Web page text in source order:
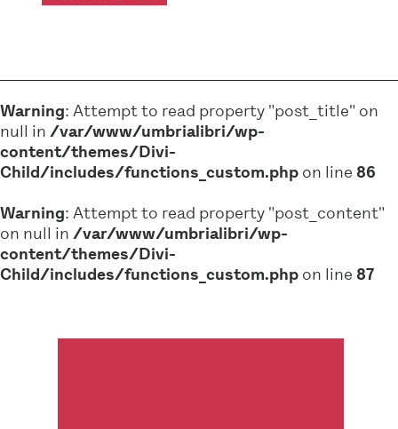
Warning: Attempt to read property "post_title" on
null in /var/www/umbrialibri/wp-
content/themes/Divi-
Child/includes/functions_custom.php on line 86
Warning: Attempt to read property "post_content"
on null in /var/www/umbrialibri/wp-
content/themes/Divi-
Child/includes/functions_custom.php on line 87